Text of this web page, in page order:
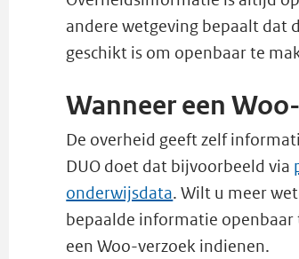
andere wetgeving bepaalt dat
geschikt is om openbaar te
Wanneer een
De overheid geeft zelf
DUO doet dat bijvoorbeeld via
onderwijsdata. Wilt u meer
bepaalde informatie
een Woo-verzoek indienen.